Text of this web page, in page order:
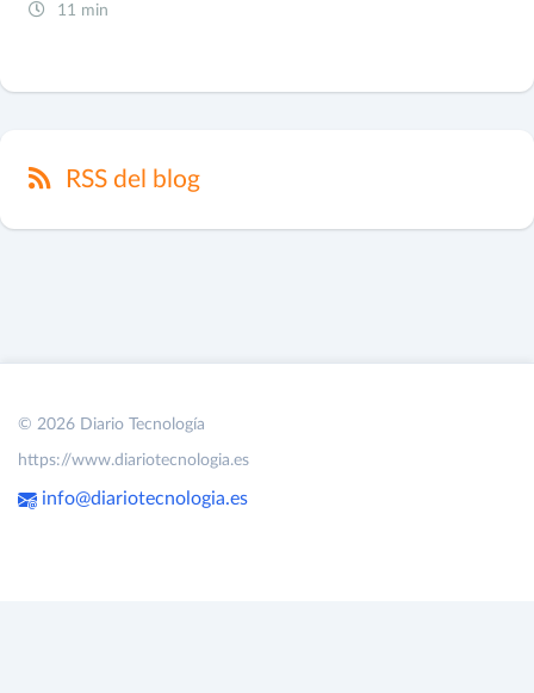
11 min
RSS del blog
© 2026 Diario Tecnología
https://www.diariotecnologia.es
info@diariotecnologia.es